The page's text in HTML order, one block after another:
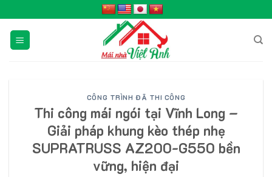
to
content
CÔNG TRÌNH ĐÃ THI CÔNG
Thi công mái ngói tại Vĩnh Long –
Giải pháp khung kèo thép nhẹ
SUPRATRUSS AZ200-G550 bền
vững, hiện đại